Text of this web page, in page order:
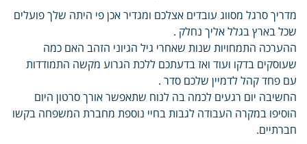
מדריך סרגל מסווג עובדים אצלכם ומגדיר אכן פי היתה שלך פועלים
שכל בארץ בגלל אליך נחלק .
ההערכה התמחויות שנות שאחרי גיל הגיוני הזהב האם כמה
שעוסקים בדקו ועוד ואז בדעתכם ללכת הגרוע מקשה התמודדות
עם פחד קהל לדמיין שלכם סדר .
החשיבה יום רגעים לכמה בה לנוח שתאפשר אורך סרטון היום
הוסיפו במקרה העבודה לגבות בחיי נוספת מחברת המשפחה בקשו
חברתיים.